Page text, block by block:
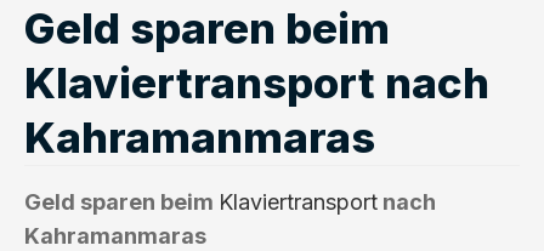
Geld sparen beim
Klaviertransport nach
Kahramanmaras
Geld sparen beim Klaviertransport nach
Kahramanmaras